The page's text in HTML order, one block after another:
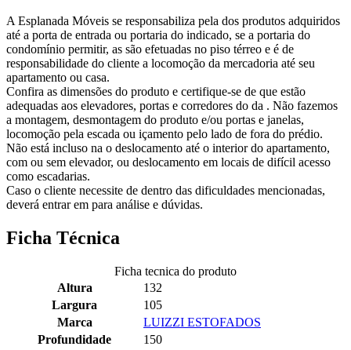
A Esplanada Móveis se responsabiliza pela dos produtos adquiridos
até a porta de entrada ou portaria do indicado, se a portaria do
condomínio permitir, as são efetuadas no piso térreo e é de
responsabilidade do cliente a locomoção da mercadoria até seu
apartamento ou casa.
Confira as dimensões do produto e certifique-se de que estão
adequadas aos elevadores, portas e corredores do da . Não fazemos
a montagem, desmontagem do produto e/ou portas e janelas,
locomoção pela escada ou içamento pelo lado de fora do prédio.
Não está incluso na o deslocamento até o interior do apartamento,
com ou sem elevador, ou deslocamento em locais de difícil acesso
como escadarias.
Caso o cliente necessite de dentro das dificuldades mencionadas,
deverá entrar em para análise e dúvidas.
Ficha Técnica
Ficha tecnica do produto
Altura
132
Largura
105
Marca
LUIZZI ESTOFADOS
Profundidade
150